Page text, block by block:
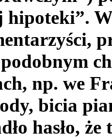
hipoteki”.
np. we
bicia
hasło, że